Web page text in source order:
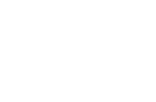
la tua situazione